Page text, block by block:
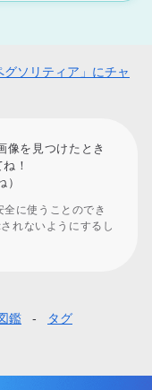
ソリティア」にチャ
像を見つけたとき
！
に使うことのでき
れないようにするし
鑑 タグ